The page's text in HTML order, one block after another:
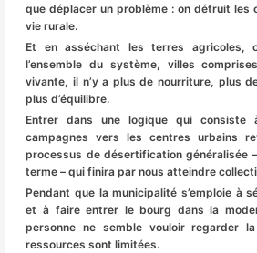
que déplacer un problème : on détruit les
vie rurale.
Et en asséchant les terres agricoles,
l’ensemble du système, villes
vivante, il n’y a plus de nourriture, plus
plus d’équilibre.
Entrer dans une logique qui consiste
campagnes vers les centres urbains
processus de désertification généralisée
terme – qui finira par nous atteindre
Pendant que la municipalité s’emploie à
et à faire entrer le bourg dans la
personne ne semble vouloir regarder
ressources sont limitées.